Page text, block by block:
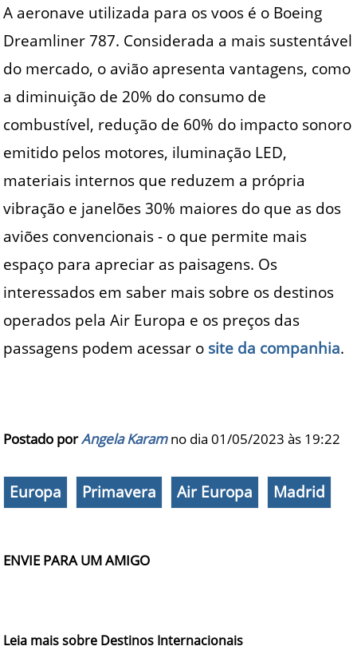
A aeronave utilizada para os voos é o Boeing
Dreamliner 787. Considerada a mais sustentável
do mercado, o avião apresenta vantagens, como
a diminuição de 20% do consumo de
combustível, redução de 60% do impacto sonoro
emitido pelos motores, iluminação LED,
materiais internos que reduzem a própria
vibração e janelões 30% maiores do que as dos
aviões convencionais - o que permite mais
espaço para apreciar as paisagens. Os
interessados em saber mais sobre os destinos
operados pela Air Europa e os preços das
passagens podem acessar o site da companhia.
Postado porAngela Karamno dia 01/05/2023 às 19:22
Europa Primavera Air Europa Madrid
ENVIE PARA UM AMIGO
Leia mais sobre Destinos Internacionais